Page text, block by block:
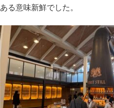
ある意味新鮮でした。